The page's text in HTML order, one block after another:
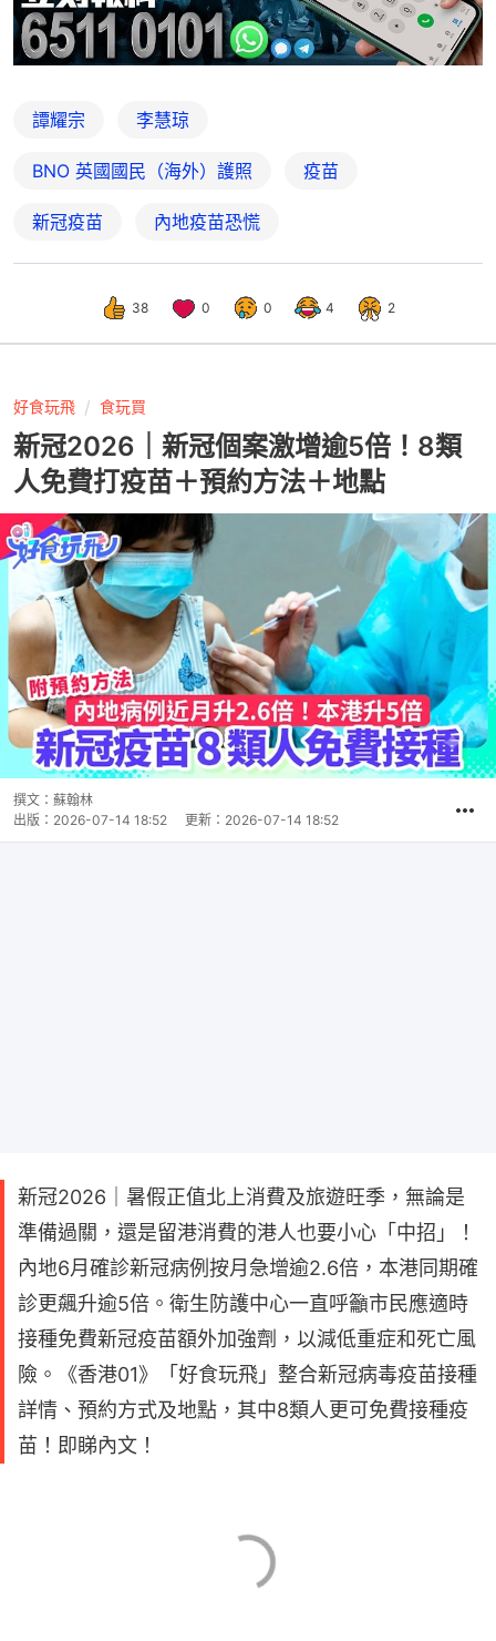
譚耀宗 李慧琼
BNO 英國國民（海外）護照 疫苗
新冠疫苗 內地疫苗恐慌
38 0 0 4 2
好食玩飛 食玩買
新冠2026｜新冠個案激增逾5倍！8類
人免費打疫苗＋預約方法＋地點
撰文： 蘇翰林
出版： 2026-07-14 18:52 更新： 2026-07-14 18:52
新冠2026｜暑假正值北上消費及旅遊旺季，無論是
準備過關，還是留港消費的港人也要小心「中招」！
內地6月確診新冠病例按月急增逾2.6倍，本港同期確
診更飆升逾5倍。衛生防護中心一直呼籲市民應適時
接種免費新冠疫苗額外加強劑，以減低重症和死亡風
險。《香港01》「好食玩飛」整合新冠病毒疫苗接種
詳情、預約方式及地點，其中8類人更可免費接種疫
苗！即睇內文！